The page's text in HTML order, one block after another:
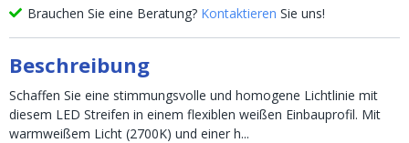
Brauchen Sie eine Beratung? Kontaktieren Sie uns!
Beschreibung
Schaffen Sie eine stimmungsvolle und homogene Lichtlinie mit
diesem LED Streifen in einem flexiblen weißen Einbauprofil. Mit
warmweißem Licht (2700K) und einer h...